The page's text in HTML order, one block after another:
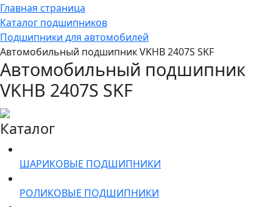
Главная страница
Каталог подшипников
Подшипники для автомобилей
Автомобильный подшипник VKHB 2407S SKF
Автомобильный подшипник
VKHB 2407S SKF
Каталог
ШАРИКОВЫЕ ПОДШИПНИКИ
РОЛИКОВЫЕ ПОДШИПНИКИ